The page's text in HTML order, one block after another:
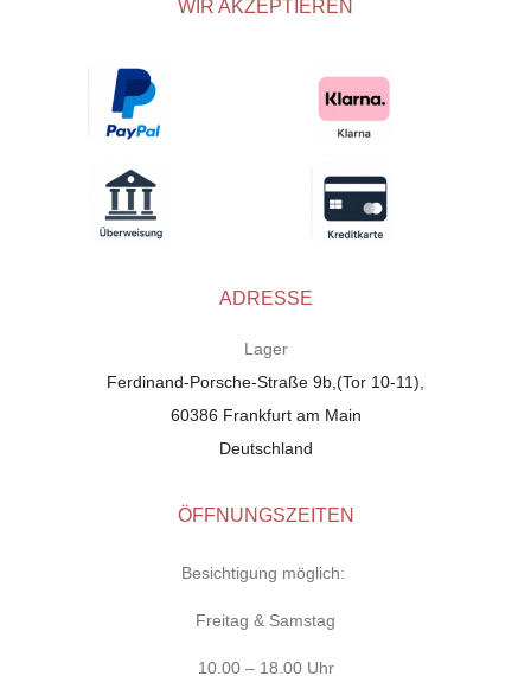
WIR AKZEPTIEREN
ADRESSE
Lager
Ferdinand-Porsche-Straße 9b,(Tor 10-11),
60386 Frankfurt am Main
Deutschland
ÖFFNUNGSZEITEN
Besichtigung möglich:
Freitag & Samstag
10.00 – 18.00 Uhr